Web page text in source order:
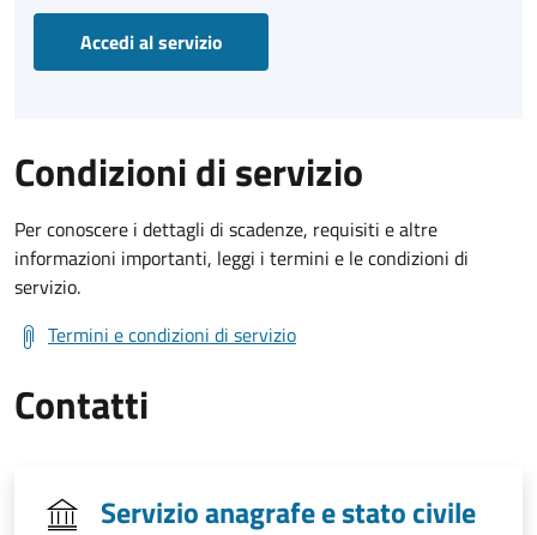
Accedi al servizio
Condizioni di servizio
Per conoscere i dettagli di scadenze, requisiti e altre
informazioni importanti, leggi i termini e le condizioni di
servizio.
Termini e condizioni di servizio
Contatti
Servizio anagrafe e stato civile